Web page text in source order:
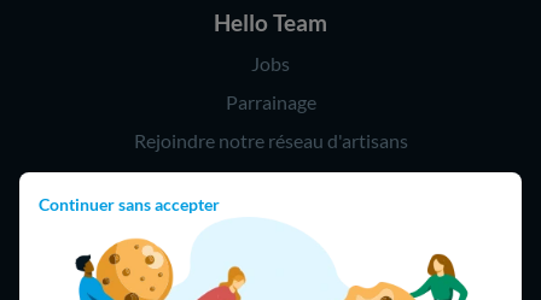
Continuer sans accepter
Hello Team
Jobs
Parrainage
Rejoindre notre réseau d'artisans
Hello !
09 75 18 60 60
(8h-21h)
75018 Paris